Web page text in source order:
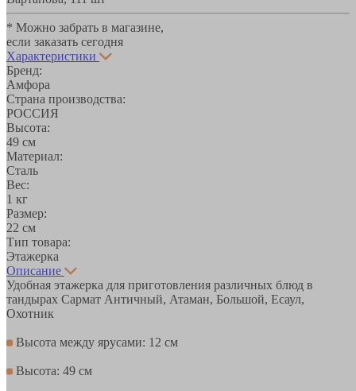
* Можно забрать в магазине,
если заказать сегодня
Характеристики
Бренд:
Амфора
Страна производства:
РОССИЯ
Высота:
49 см
Материал:
Сталь
Вес:
1 кг
Размер:
22 см
Тип товара:
Этажерка
Описание
Удобная этажерка для приготовления различных блюд в
тандырах Сармат Античный, Атаман, Большой, Есаул,
Охотник
Высота между ярусами: 12 см
Высота: 49 см